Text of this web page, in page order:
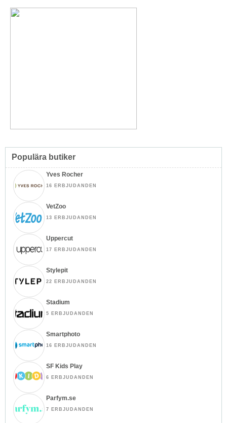
Populära butiker
Yves Rocher
16 ERBJUDANDEN
VetZoo
13 ERBJUDANDEN
Uppercut
17 ERBJUDANDEN
Stylepit
22 ERBJUDANDEN
Stadium
5 ERBJUDANDEN
Smartphoto
16 ERBJUDANDEN
SF Kids Play
6 ERBJUDANDEN
Parfym.se
7 ERBJUDANDEN